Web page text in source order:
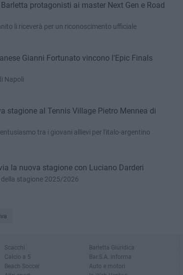
protagonisti ai master Next Gen e Road
li riceverà per un riconoscimento ufficiale
Gianni Fortunato vincono l'Epic Finals
Napoli
stagione al Tennis Village Pietro Mennea di
tra i giovani allievi per l'italo-argentino
la nuova stagione con Luciano Darderi
della stagione 2025/2026
Scacchi
Calcio a 5
Beach Soccer
Barletta Giuridica
Bar.S.A. informa
Auto e motori